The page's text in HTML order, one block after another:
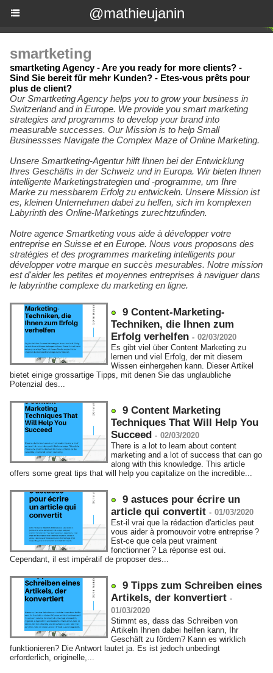
@mathieujanin
smartketing
smartketing Agency - Are you ready for more clients? -
Sind Sie bereit für mehr Kunden? - Etes-vous prêts pour
plus de client?
Our Smartketing Agency helps you to grow your business in
Switzerland and in Europe. We provide you smart marketing
strategies and programms to develop your brand into
measurable successes. Our Mission is to help Small
Businessses Navigate the Complex Maze of Online Marketing.
Unsere Smartketing-Agentur hilft Ihnen bei der Entwicklung
Ihres Geschäfts in der Schweiz und in Europa. Wir bieten Ihnen
intelligente Marketingstrategien und -programme, um Ihre
Marke zu messbarem Erfolg zu entwickeln. Unsere Mission ist
es, kleinen Unternehmen dabei zu helfen, sich im komplexen
Labyrinth des Online-Marketings zurechtzufinden.
Notre agence Smartketing vous aide à développer votre
entreprise en Suisse et en Europe. Nous vous proposons des
stratégies et des programmes marketing intelligents pour
développer votre marque en succès mesurables. Notre mission
est d'aider les petites et moyennes entreprises à naviguer dans
le labyrinthe complexe du marketing en ligne.
9 Content-Marketing-
Techniken, die Ihnen zum
Erfolg verhelfen - 02/03/2020
Es gibt viel über Content Marketing zu
lernen und viel Erfolg, der mit diesem
Wissen einhergehen kann. Dieser Artikel
bietet einige grossartige Tipps, mit denen Sie das unglaubliche
Potenzial des...
9 Content Marketing
Techniques That Will Help You
Succeed - 02/03/2020
There is a lot to learn about content
marketing and a lot of success that can go
along with this knowledge. This article
offers some great tips that will help you capitalize on the incredible...
9 astuces pour écrire un
article qui convertit - 01/03/2020
Est-il vrai que la rédaction d'articles peut
vous aider à promouvoir votre entreprise ?
Est-ce que cela peut vraiment
fonctionner ? La réponse est oui.
Cependant, il est impératif de proposer des...
9 Tipps zum Schreiben eines
Artikels, der konvertiert -
01/03/2020
Stimmt es, dass das Schreiben von
Artikeln Ihnen dabei helfen kann, Ihr
Geschäft zu fördern? Kann es wirklich
funktionieren? Die Antwort lautet ja. Es ist jedoch unbedingt
erforderlich, originelle,...